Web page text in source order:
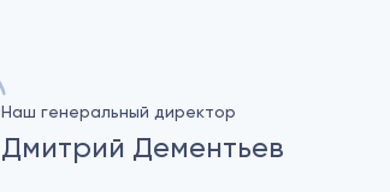
Наш генеральный директор
Дмитрий Дементьев